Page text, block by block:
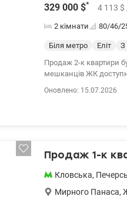
329 000 $* 4 113 $
2 кімнати 80/46/
Біля метро Еліт З
Продаж 2-к квартири
мешканців ЖК
Оновлено: 15.07.2026
Продаж 1-к
Кловська,
Мирного Панаса,